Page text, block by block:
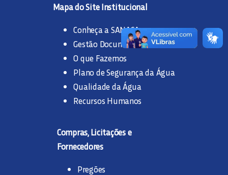
Mapa do Site Institucional
Conheça a SANASA
Gestão Documental
O que Fazemos
Plano de Segurança da Água
Qualidade da Água
Recursos Humanos
Compras, Licitações e
Fornecedores
Pregões